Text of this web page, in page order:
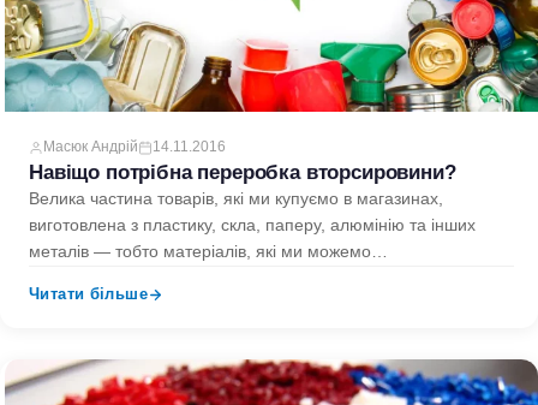
Масюк Андрій 14.11.2016
Навіщо потрібна переробка вторсировини?
Велика частина товарів, які ми купуємо в магазинах,
виготовлена ​​з пластику, скла, паперу, алюмінію та інших
металів — тобто матеріалів, які ми можемо
Читати більше